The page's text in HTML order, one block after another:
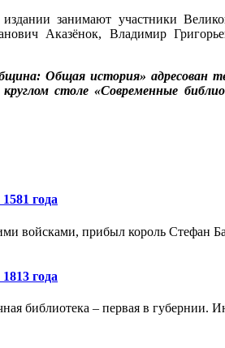
занимают участники
Аказёнок, Владимир
Общая история» адресован
столе «Современные
года
войсками, прибыл король Стефан
года
библиотека – первая в губернии.